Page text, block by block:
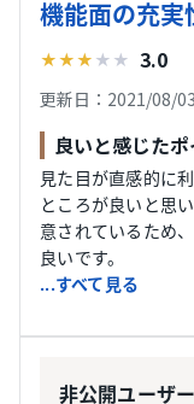
機能面の充実
★★★ ★ ★ 3.0
更新日：2021/08/03
良いと感じた
見た目が直感的に
ところが良いと思
意されているため
良いです。
...すべて見る
非公開ユーザー